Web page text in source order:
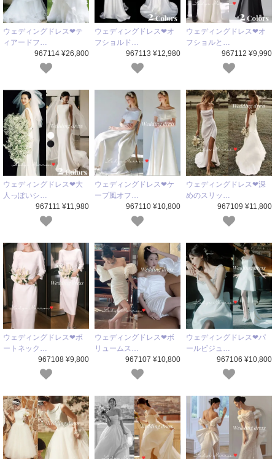
ウェディングドレス❤テ
ィアードフ…
967114 ¥26,800
ウェディングドレス❤オ
フショルド…
967113 ¥12,980
ウェディングドレス❤オ
フショルと…
967112 ¥9,990
ウェディングドレス❤大
人っぽいシ…
967111 ¥11,980
ウェディングドレス❤ケ
ープ風オフ…
967110 ¥10,800
ウェディングドレス❤深
めのスリッ…
967109 ¥11,800
ウェディングドレス❤ボ
ートネック…
967108 ¥9,800
ウェディングドレス❤ボ
リュームス…
967107 ¥10,800
ウェディングドレス❤パ
ールビジュ…
967106 ¥10,800